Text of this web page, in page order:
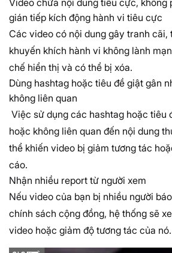
Video chứa nội dung tiêu cực, không
gián tiếp kích động hành vi tiêu cực
Các video có nội dung gây tranh cãi,
khuyến khích hành vi không lành
chế hiển thị và có thể bị xóa.
Dùng hashtag hoặc tiêu đề giật gân
không liên quan
Việc sử dụng các hashtag hoặc tiêu
hoặc không liên quan đến nội dung
thể khiến video bị giảm tương tác
cáo.
Nhận nhiều report từ người xem
Nếu video của bạn bị nhiều người
chính sách cộng đồng, hệ thống sẽ
video hoặc giảm độ tương tác của nó.